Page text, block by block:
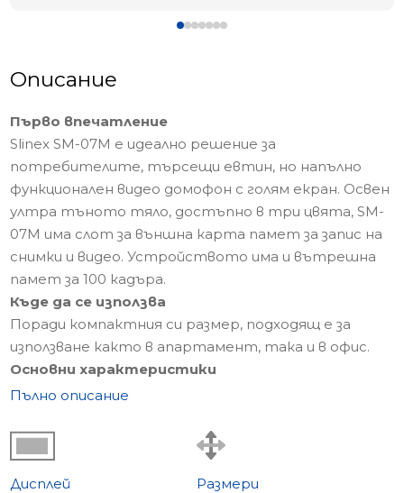
Описание
Първо впечатление
Slinex SM-07M е идеално решение за
потребителите, търсещи евтин, но напълно
функционален видео домофон с голям екран. Освен
ултра тъното тяло, достъпно в три цвята, SM-
07M има слот за външна карта памет за запис на
снимки и видео. Устройството има и вътрешна
памет за 100 кадъра.
Къде да се използва
Поради компактния си размер, подходящ е за
използване както в апартамент, така и в офис.
Основни характеристики
Моделът има вътрешна памет за 100 кадъра и
бутони са означени с интуитивни пиктограми.
SM-07M има 7-инчов LCD дисплей с резолюция
800×480 пиксела.
Пълно описание
Дисплей
Размери